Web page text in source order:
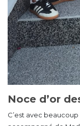
Noce d’or
C’est avec